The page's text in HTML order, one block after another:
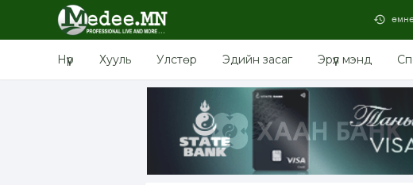
Нүүр Хууль Улстөр Эдийн засаг Эрүүл мэнд